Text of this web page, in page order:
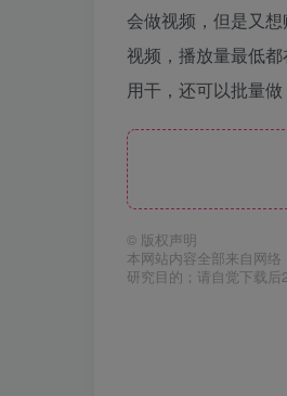
会做视频，但是又
视频，播放量最低
用干，还可以批量
© 版权声明
本网站内容全部来自网
研究目的；请自觉下载后